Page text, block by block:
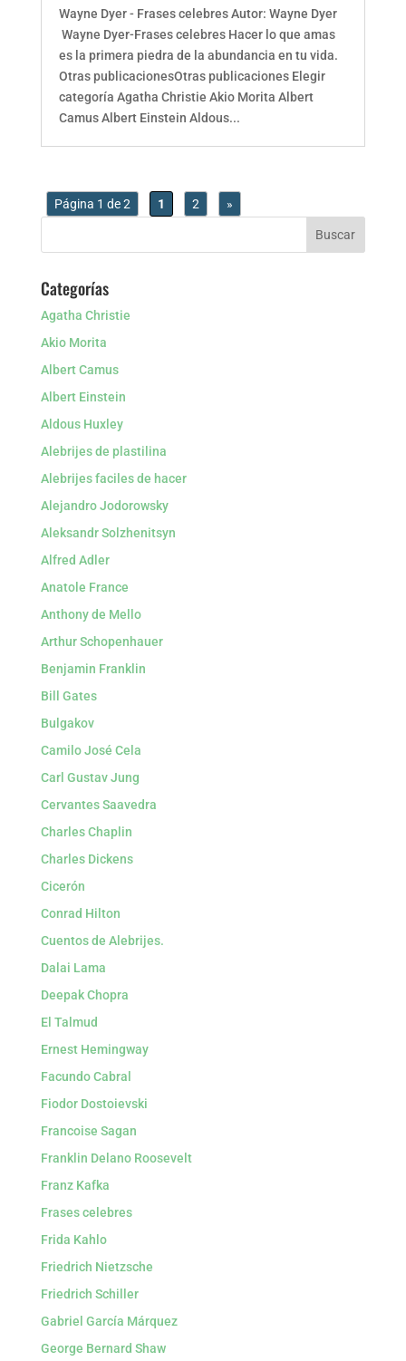
Wayne Dyer - Frases celebres Autor: Wayne Dyer
Wayne Dyer-Frases celebres Hacer lo que amas
es la primera piedra de la abundancia en tu vida.
Otras publicacionesOtras publicaciones Elegir
categoría Agatha Christie Akio Morita Albert
Camus Albert Einstein Aldous...
Página 1 de 2 1 2 »
Categorías
Agatha Christie
Akio Morita
Albert Camus
Albert Einstein
Aldous Huxley
Alebrijes de plastilina
Alebrijes faciles de hacer
Alejandro Jodorowsky
Aleksandr Solzhenitsyn
Alfred Adler
Anatole France
Anthony de Mello
Arthur Schopenhauer
Benjamin Franklin
Bill Gates
Bulgakov
Camilo José Cela
Carl Gustav Jung
Cervantes Saavedra
Charles Chaplin
Charles Dickens
Cicerón
Conrad Hilton
Cuentos de Alebrijes.
Dalai Lama
Deepak Chopra
El Talmud
Ernest Hemingway
Facundo Cabral
Fiodor Dostoievski
Francoise Sagan
Franklin Delano Roosevelt
Franz Kafka
Frases celebres
Frida Kahlo
Friedrich Nietzsche
Friedrich Schiller
Gabriel García Márquez
George Bernard Shaw